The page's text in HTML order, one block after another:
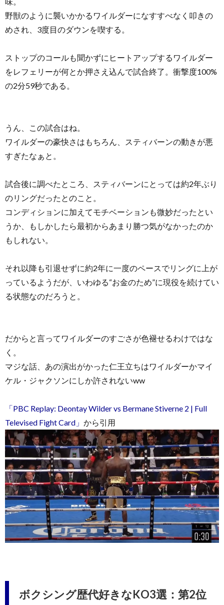
野獣のように襲いかかるワイルダーになすすべなく叩きの
めされ、3度目のダウンを喫する。
ストップのコールも聞かずにヒートアップするワイルダー
をレフェリーが何とか押さえ込んで試合終了。衝撃度100%
の2分59秒である。
うん、この試合はね。
ワイルダーの豪快さはもちろん、スティバーンの動きが悪
すぎたなぁと。
試合後に調べたところ、スティバーンにとっては約2年ぶり
のリングだったとのこと。
コンディションに加えてモチベーションも微妙だったとい
うか、もしかしたら最初からあまり勝つ気がなかったのか
もしれない。
それ以降も引退せずに約2年に一度のペースでリングに上が
っているようだが、いわゆる“お金のため”に現役を続けてい
る状態なのだろうと。
だからと言ってワイルダーのすごさが色褪せるわけではな
く。
マジな話、あの演出がかった仁王立ちはワイルダーかマイ
ケル・ジャクソンにしか許されないww
「PBC Replay: Deontay Wilder vs Bermane Stiverne 2 | Full
Televised Fight Card」 から引用
ボクシング歴代好きなKO3選：第2位